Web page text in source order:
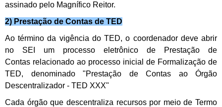
assinado pelo Magnífico Reitor.
2) Prestação de Contas de TED
Ao término da vigência do TED, o coordenador deve abrir
no SEI um processo eletrônico de Prestação de
Contas relacionado ao processo inicial de Formalização de
TED, denominado "Prestação de Contas ao Órgão
Descentralizador - TED XXX"
Cada órgão que descentraliza recursos por meio de Termo